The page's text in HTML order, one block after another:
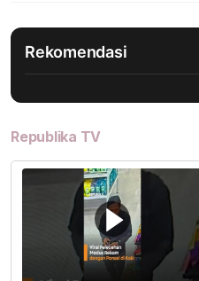
Rekomendasi
Republika TV